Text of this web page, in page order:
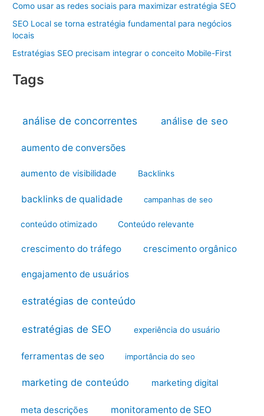
Como usar as redes sociais para maximizar estratégia SEO
SEO Local se torna estratégia fundamental para negócios
locais
Estratégias SEO precisam integrar o conceito Mobile-First
Tags
análise de concorrentes análise de seo
aumento de conversões
aumento de visibilidade Backlinks
backlinks de qualidade campanhas de seo
conteúdo otimizado Conteúdo relevante
crescimento do tráfego crescimento orgânico
engajamento de usuários
estratégias de conteúdo
estratégias de SEO experiência do usuário
ferramentas de seo importância do seo
marketing de conteúdo marketing digital
meta descrições monitoramento de SEO